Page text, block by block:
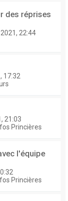
des réprises
22:44
17:32
21:03
Princières
l'équipe
Princières